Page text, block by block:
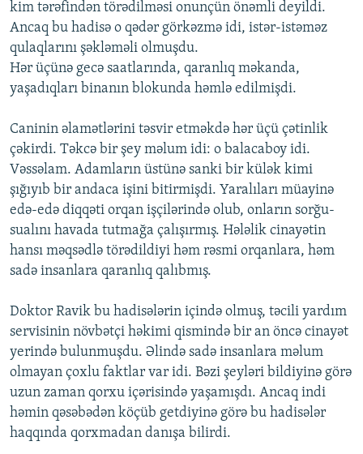
kim tərəfindən törədilməsi onunçün önəmli deyildi.
Ancaq bu hadisə o qədər görkəzmə idi, istər-istəməz
qulaqlarını şəkləməli olmuşdu.
Hər üçünə gecə saatlarında, qaranlıq məkanda,
yaşadıqları binanın blokunda həmlə edilmişdi.
Caninin əlamətlərini təsvir etməkdə hər üçü çətinlik
çəkirdi. Təkcə bir şey məlum idi: o balacaboy idi.
Vəssəlam. Adamların üstünə sanki bir külək kimi
şığıyıb bir andaca işini bitirmişdi. Yaralıları müayinə
edə-edə diqqəti orqan işçilərində olub, onların sorğu-
sualını havada tutmağa çalışırmış. Hələlik cinayətin
hansı məqsədlə törədildiyi həm rəsmi orqanlara, həm
sadə insanlara qaranlıq qalıbmış.
Doktor Ravik bu hadisələrin içində olmuş, təcili yardım
servisinin növbətçi həkimi qismində bir an öncə cinayət
yerində bulunmuşdu. Əlində sadə insanlara məlum
olmayan çoxlu faktlar var idi. Bəzi şeyləri bildiyinə görə
uzun zaman qorxu içərisində yaşamışdı. Ancaq indi
həmin qəsəbədən köçüb getdiyinə görə bu hadisələr
haqqında qorxmadan danışa bilirdi.